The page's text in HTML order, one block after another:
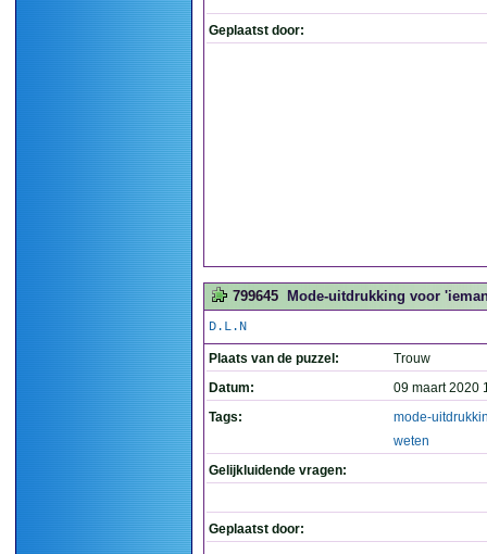
Geplaatst door:
799645 Mode-uitdrukking voor
D.L.N
Plaats van de puzzel:
Trouw
Datum:
09 maart 2020
Tags:
mode-
weten
Gelijkluidende vragen:
Geplaatst door: